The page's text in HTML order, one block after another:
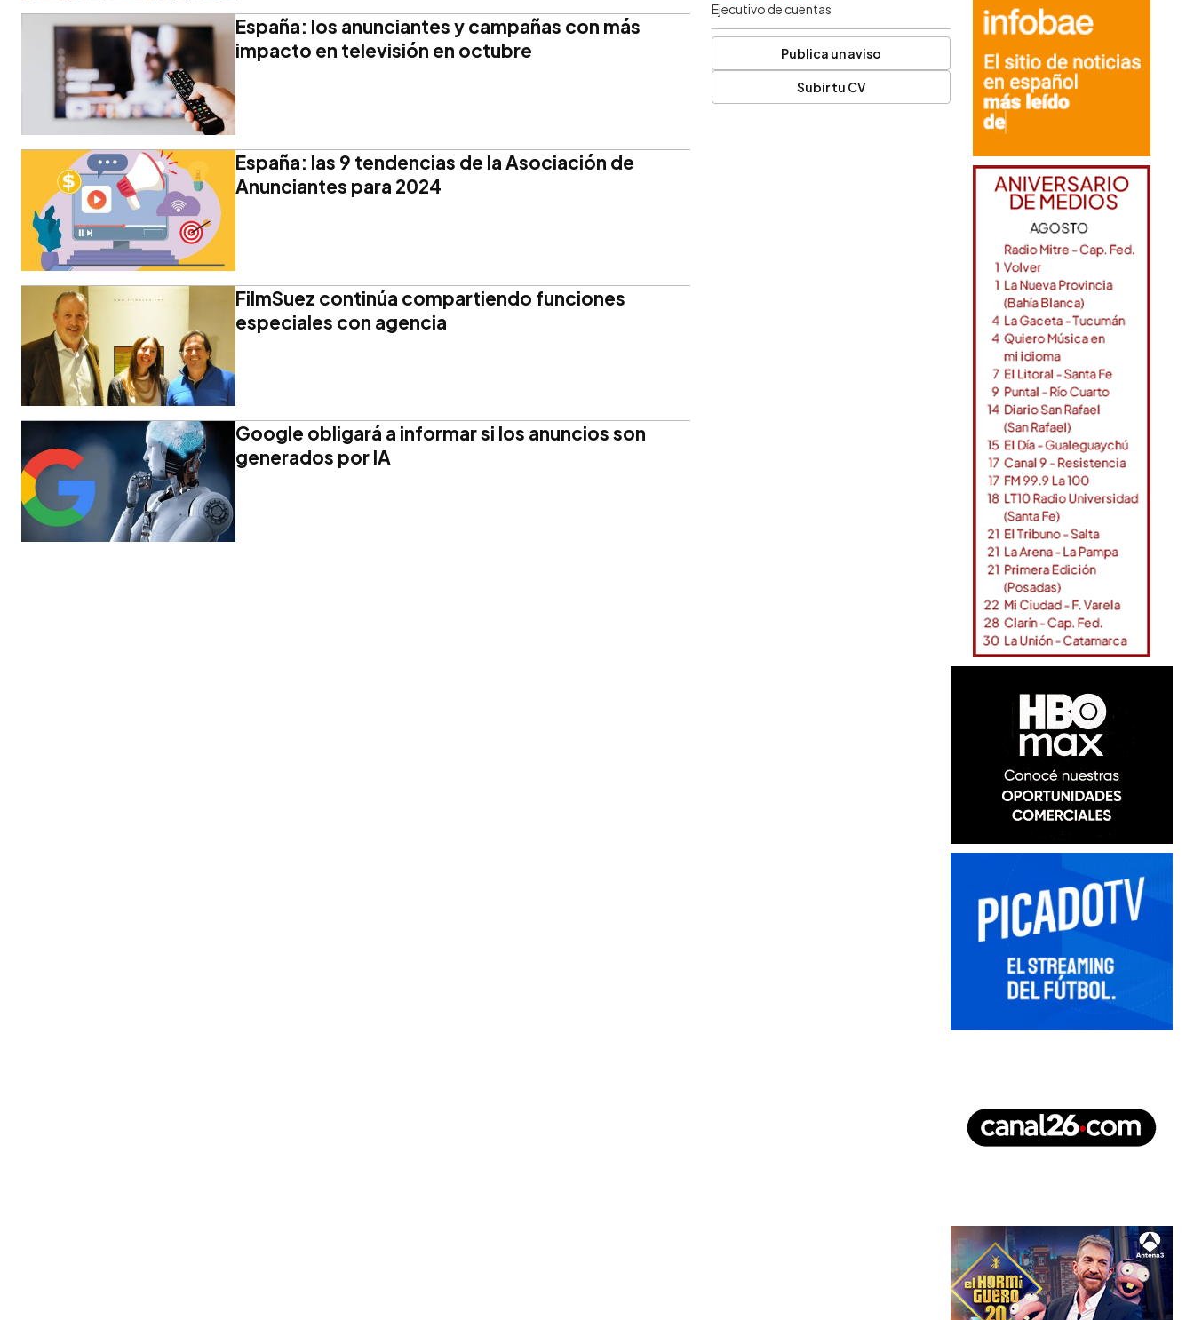
España: los anunciantes y campañas con más
impacto en televisión en octubre
España: las 9 tendencias de la Asociación de
Anunciantes para 2024
FilmSuez continúa compartiendo funciones
especiales con agencia
Google obligará a informar si los anuncios son
generados por IA
Ejecutivo de cuentas
Publica un aviso
Subir tu CV